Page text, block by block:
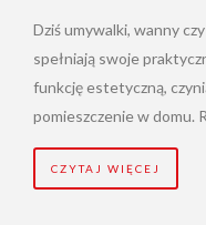
Dziś umywalki, wanny
spełniają swoje
funkcję estetyczną,
pomieszczenie w domu.
CZYTAJ WIĘCEJ